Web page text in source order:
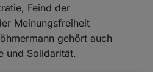
Feind der
Meinungsfreiheit
gehört auch
und Solidarität.